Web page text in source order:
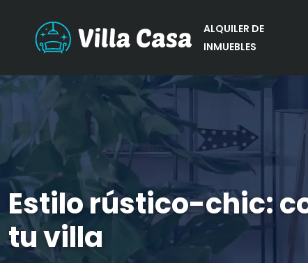
ALQUILER DE
INMUEBLES
Estilo rústico-chic:
tu villa